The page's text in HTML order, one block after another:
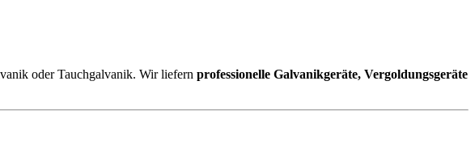
oder Tauchgalvanik. Wir liefern professionelle Galvanikgeräte, Vergoldungsgeräte